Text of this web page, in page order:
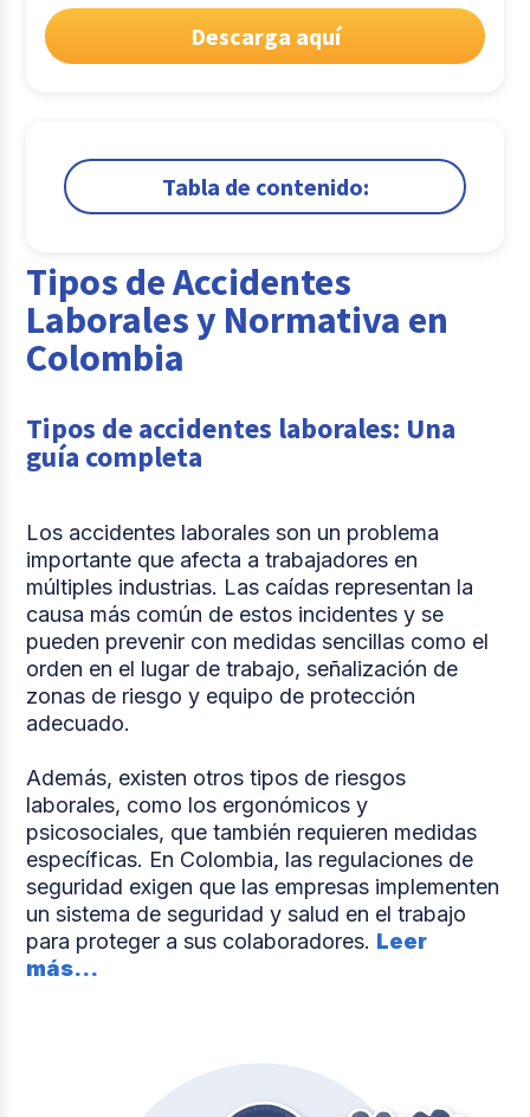
Descarga aquí
Tabla de contenido:
2.Prevención y Capacitación en Seguridad
Laboral
3.Datos y Respuesta ante Accidentes Laborales
Comparte
Tipos de Accidentes
Laborales y Normativa en
Colombia
Tipos de accidentes laborales: Una
guía completa
Los accidentes laborales son un problema
importante que afecta a trabajadores en
múltiples industrias. Las caídas representan la
causa más común de estos incidentes y se
pueden prevenir con medidas sencillas como el
orden en el lugar de trabajo, señalización de
zonas de riesgo y equipo de protección
adecuado.
Además, existen otros tipos de riesgos
laborales, como los ergonómicos y
psicosociales, que también requieren medidas
específicas. En Colombia, las regulaciones de
seguridad exigen que las empresas implementen
un sistema de seguridad y salud en el trabajo
para proteger a sus colaboradores. Leer
más...